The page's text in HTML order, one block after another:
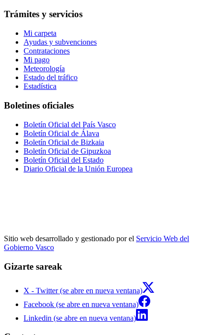
Trámites y servicios
Mi carpeta
Ayudas y subvenciones
Contrataciones
Mi pago
Meteorología
Estado del tráfico
Estadística
Boletines oficiales
Boletín Oficial del País Vasco
Boletín Oficial de Álava
Boletín Oficial de Bizkaia
Boletín Oficial de Gipuzkoa
Boletín Oficial del Estado
Diario Oficial de la Unión Europea
Sitio web desarrollado y gestionado por el Servicio Web del
Gobierno Vasco
Gizarte sareak
X - Twitter (se abre en nueva ventana)
Facebook (se abre en nueva ventana)
Linkedin (se abre en nueva ventana)